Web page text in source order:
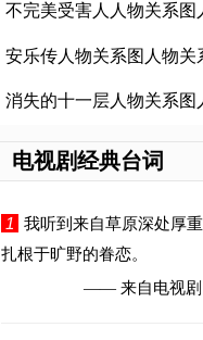
不完美受害人人物关系图
安乐传人物关系图人物关
消失的十一层人物关系图
电视剧经典台词
1
我听到来自草原深处厚
扎根于旷野的眷恋。
—— 来自电视剧